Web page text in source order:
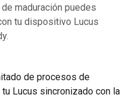
maduración puedes
tu dispositivo Lucus
de procesos de
Lucus sincronizado con la